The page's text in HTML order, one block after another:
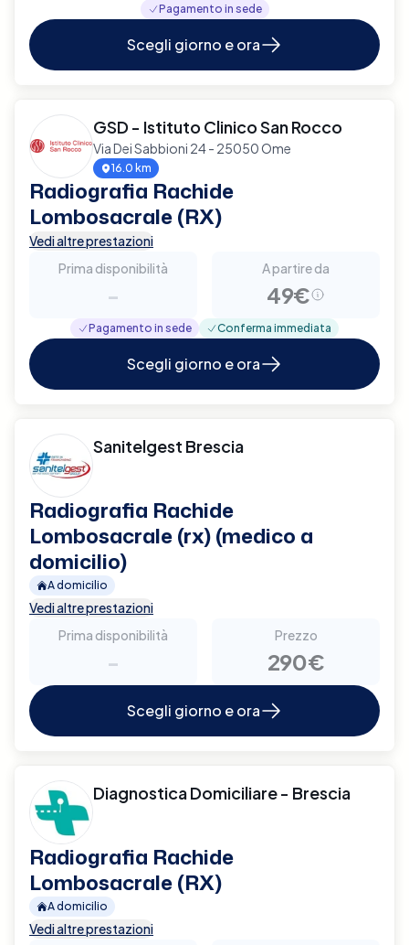
Pagamento in sede
Scegli giorno e ora
GSD - Istituto Clinico San Rocco
Via Dei Sabbioni 24 - 25050 Ome
16.0 km
Radiografia Rachide
Lombosacrale (RX)
Vedi altre prestazioni
Prima disponibilità
-
A partire da
49€
Pagamento in sede Conferma immediata
Scegli giorno e ora
Sanitelgest Brescia
Radiografia Rachide
Lombosacrale (rx) (medico a
domicilio)
A domicilio
Vedi altre prestazioni
Prima disponibilità
-
Prezzo
290€
Scegli giorno e ora
Diagnostica Domiciliare - Brescia
Radiografia Rachide
Lombosacrale (RX)
A domicilio
Vedi altre prestazioni